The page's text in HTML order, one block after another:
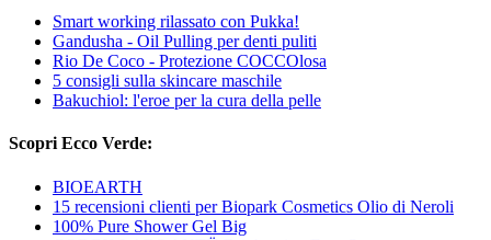
Smart working rilassato con Pukka!
Gandusha - Oil Pulling per denti puliti
Rio De Coco - Protezione COCCOlosa
5 consigli sulla skincare maschile
Bakuchiol: l'eroe per la cura della pelle
Scopri Ecco Verde:
BIOEARTH
15 recensioni clienti per Biopark Cosmetics Olio di Neroli
100% Pure Shower Gel Big